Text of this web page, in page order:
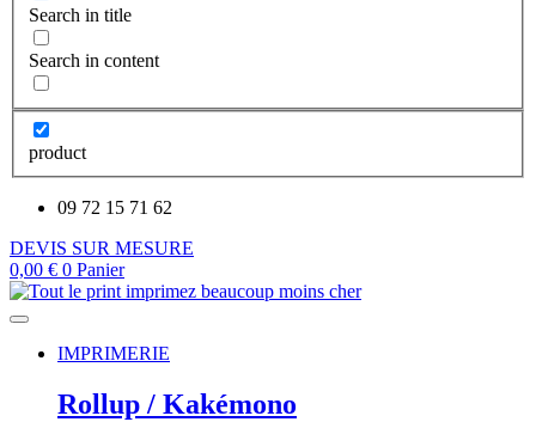
Search in title
Search in content
product
09 72 15 71 62
DEVIS SUR MESURE
0,00 € 0 Panier
IMPRIMERIE
Rollup / Kakémono